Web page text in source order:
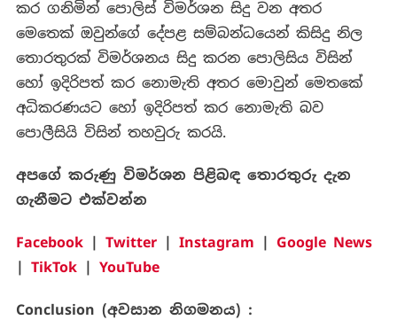
කර ගනිමින් පොලිස් විමර්ශන සිදු වන අතර
මෙතෙක් ඔවුන්ගේ දේපළ සම්බන්ධයෙන් කිසිදු නිල
තොරතුරක් විමර්ශනය සිදු කරන පොලිසිය විසින්
හෝ ඉදිරිපත් කර නොමැති අතර මොවුන් මෙතකේ
අධිකරණයට හෝ ඉදිරිපත් කර නොමැති බව
පොලීසියි විසින් තහවුරු කරයි.
අපගේ කරුණු විමර්ශන පිළිබඳ තොරතුරු දැන
ගැනීමට එක්වන්න
Facebook| Twitter| Instagram | Google News
| TikTok | YouTube
Conclusion (අවසාන නිගමනය) :